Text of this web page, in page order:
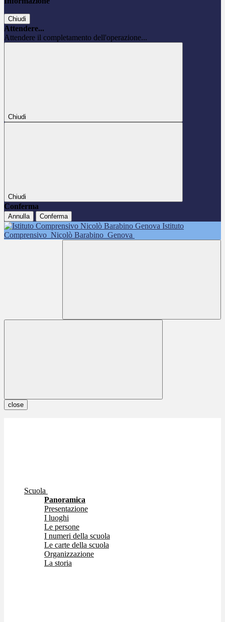
Chiudi
Attendere...
Attendere il completamento dell'operazione...
Chiudi
Chiudi
Conferma
Annulla Conferma
Istituto
Comprensivo Nicolò Barabino Genova
close
Scuola
Panoramica
Presentazione
I luoghi
Le persone
I numeri della scuola
Le carte della scuola
Organizzazione
La storia